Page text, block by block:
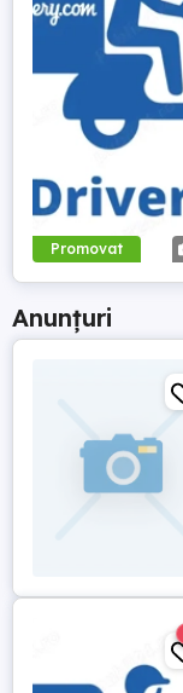
Promovat
Anunțuri